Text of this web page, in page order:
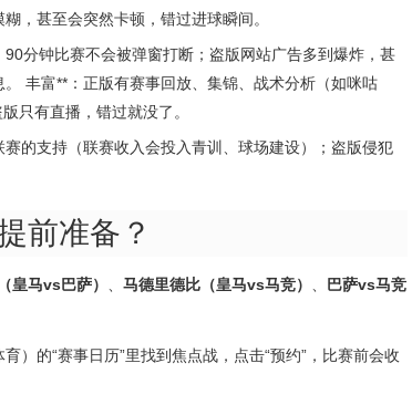
，甚至会突然卡顿，错过进球瞬间。
分钟比赛不会被弹窗打断；盗版网站广告多到爆炸，甚
丰富**：正版有赛事回放、集锦、战术分析（如咪咕
只有直播，错过就没了。
的支持（联赛收入会投入青训、球场建设）；盗版侵犯
前准备？
皇马vs巴萨） 马德里德比（皇马vs马竞）
巴萨vs马竞
育）的“赛事日历”里找到焦点战，点击“预约”，比赛前会收